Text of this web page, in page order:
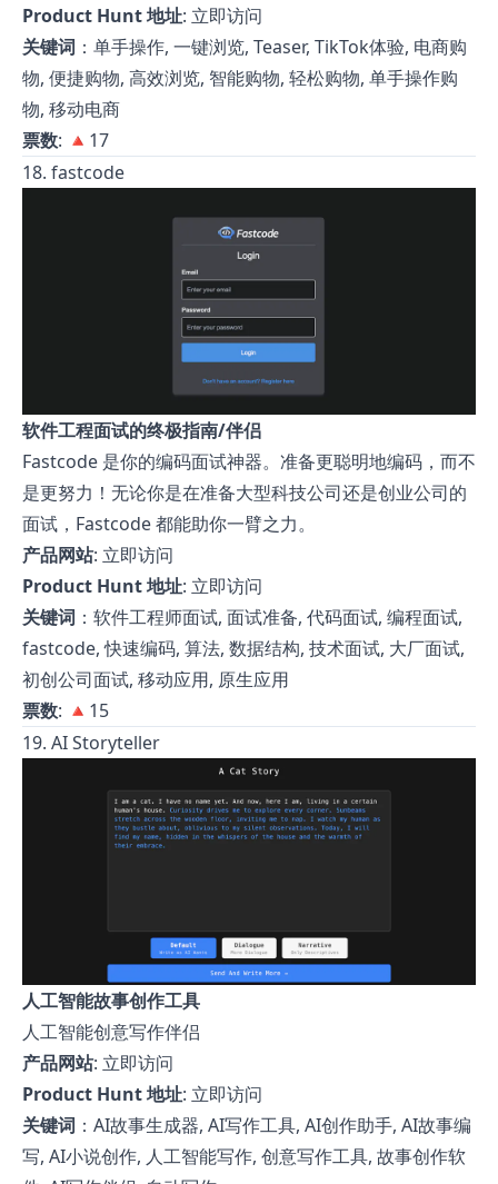
Product Hunt 地址: 立即访问
关键词 ：单手操作, 一键浏览, Teaser, TikTok体验, 电商购
物, 便捷购物, 高效浏览, 智能购物, 轻松购物, 单手操作购
物, 移动电商
票数: 🔺17
18. fastcode
软件工程面试的终极指南/伴侣
Fastcode 是你的编码面试神器。准备更聪明地编码，而不
是更努力！无论你是在准备大型科技公司还是创业公司的
面试，Fastcode 都能助你一臂之力。
产品网站: 立即访问
Product Hunt 地址: 立即访问
关键词 ：软件工程师面试, 面试准备, 代码面试, 编程面试,
fastcode, 快速编码, 算法, 数据结构, 技术面试, 大厂面试,
初创公司面试, 移动应用, 原生应用
票数: 🔺15
19. AI Storyteller
人工智能故事创作工具
人工智能创意写作伴侣
产品网站: 立即访问
Product Hunt 地址: 立即访问
关键词 ：AI故事生成器, AI写作工具, AI创作助手, AI故事编
写, AI小说创作, 人工智能写作, 创意写作工具, 故事创作软